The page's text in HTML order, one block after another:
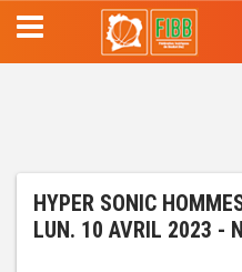
Aller
au
contenu
HYPER SONIC
LUN. 10 AVRIL 2023 -